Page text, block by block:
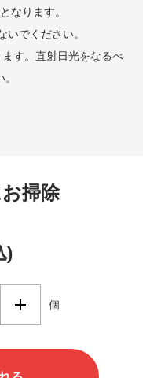
なります。
でください。
す。直射日光をなるべ
掃除
)
個